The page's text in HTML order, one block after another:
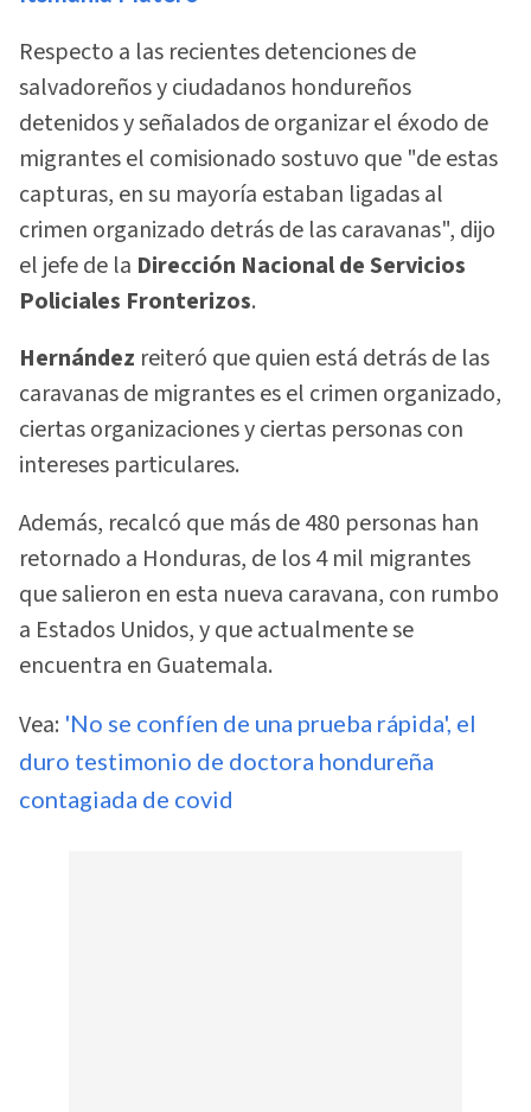
Respecto a las recientes detenciones de
salvadoreños y ciudadanos hondureños
detenidos y señalados de organizar el éxodo de
migrantes el comisionado sostuvo que "de estas
capturas, en su mayoría estaban ligadas al
crimen organizado detrás de las caravanas", dijo
el jefe de la Dirección Nacional de Servicios
Policiales Fronterizos.
Hernández reiteró que quien está detrás de las
caravanas de migrantes es el crimen organizado,
ciertas organizaciones y ciertas personas con
intereses particulares.
Además, recalcó que más de 480 personas han
retornado a Honduras, de los 4 mil migrantes
que salieron en esta nueva caravana, con rumbo
a Estados Unidos, y que actualmente se
encuentra en Guatemala.
Vea: 'No se confíen de una prueba rápida', el
duro testimonio de doctora hondureña
contagiada de covid